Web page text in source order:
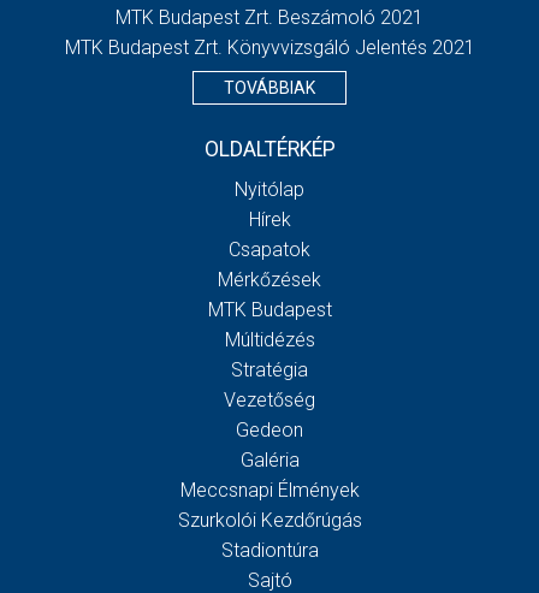
MTK Budapest Zrt. Beszámoló 2021
MTK Budapest Zrt. Könyvvizsgáló Jelentés 2021
TOVÁBBIAK
OLDALTÉRKÉP
Nyitólap
Hírek
Csapatok
Mérkőzések
MTK Budapest
Múltidézés
Stratégia
Vezetőség
Gedeon
Galéria
Meccsnapi Élmények
Szurkolói Kezdőrúgás
Stadiontúra
Sajtó